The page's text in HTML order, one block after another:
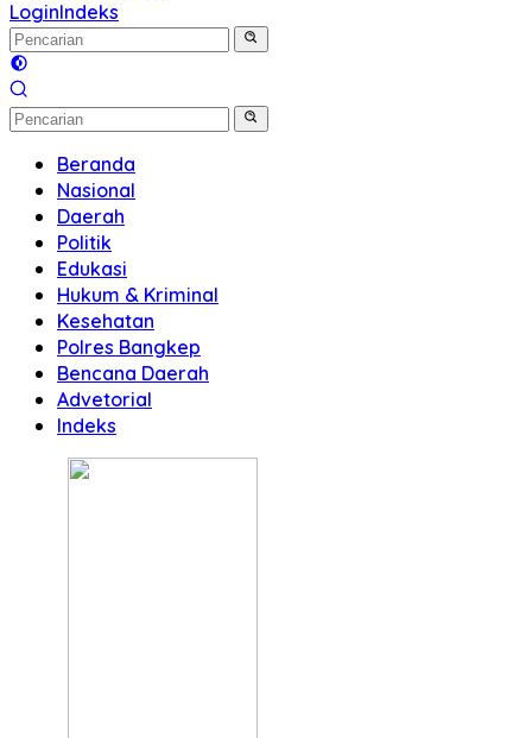
LoginIndeks
Beranda
Nasional
Daerah
Politik
Edukasi
Hukum & Kriminal
Kesehatan
Polres Bangkep
Bencana Daerah
Advetorial
Indeks